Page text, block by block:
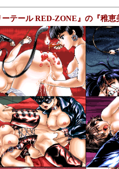
ーテール RED-ZONE』の『稚恵